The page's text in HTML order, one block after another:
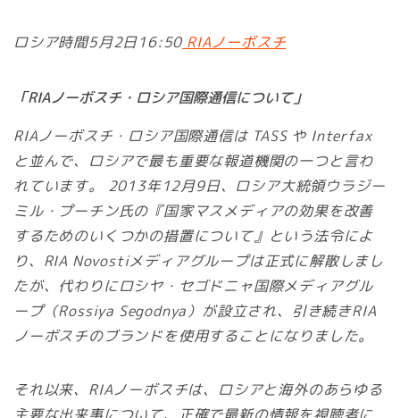
ロシア時間5月2日16:50 RIAノーボスチ
「RIAノーボスチ・ロシア国際通信について」
RIAノーボスチ・ロシア国際通信は TASS や Interfax
と並んで、ロシアで最も重要な報道機関の一つと言わ
れています。 2013年12月9日、ロシア大統領ウラジー
ミル・プーチン氏の『国家マスメディアの効果を改善
するためのいくつかの措置について』という法令によ
り、RIA Novostiメディアグループは正式に解散しまし
たが、代わりにロシヤ・セゴドニャ国際メディアグル
ープ（Rossiya Segodnya）が設立され、引き続きRIA
ノーボスチのブランドを使用することになりました。
それ以来、RIAノーボスチは、ロシアと海外のあらゆる